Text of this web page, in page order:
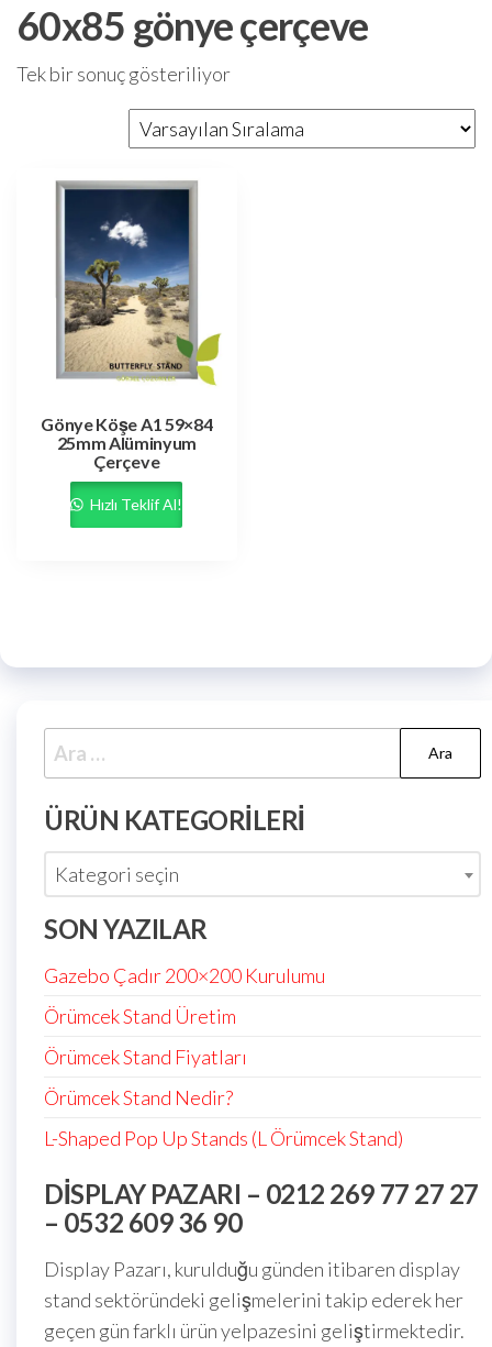
60x85 gönye çerçeve
Tek bir sonuç gösteriliyor
Gönye Köşe A1 59×84
25mm Alüminyum
Çerçeve
Hızlı Teklif Al!
ÜRÜN KATEGORILERI
Kategori seçin
SON YAZILAR
Gazebo Çadır 200×200 Kurulumu
Örümcek Stand Üretim
Örümcek Stand Fiyatları
Örümcek Stand Nedir?
L-Shaped Pop Up Stands (L Örümcek Stand)
DISPLAY PAZARI – 0212 269 77 27 27
– 0532 609 36 90
Display Pazarı, kurulduğu günden itibaren display
stand sektöründeki gelişmelerini takip ederek her
geçen gün farklı ürün yelpazesini geliştirmektedir.